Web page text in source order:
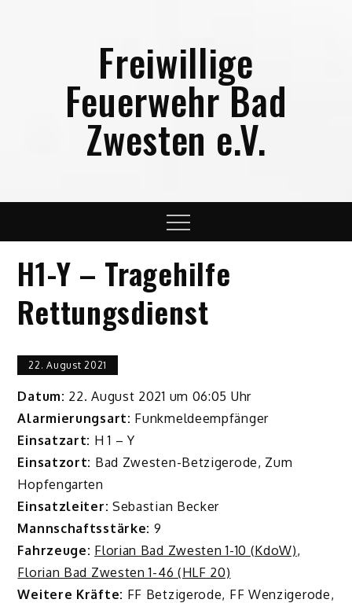
Freiwillige
Feuerwehr Bad
Zwesten e.V.
Menu
H1-Y – Tragehilfe
Rettungsdienst
22. August 2021
Datum: 22. August 2021 um 06:05 Uhr
Alarmierungsart: Funkmeldeempfänger
Einsatzart: H 1 – Y
Einsatzort: Bad Zwesten-Betzigerode, Zum
Hopfengarten
Einsatzleiter: Sebastian Becker
Mannschaftsstärke: 9
Fahrzeuge: Florian Bad Zwesten 1-10 (KdoW),
Florian Bad Zwesten 1-46 (HLF 20)
Weitere Kräfte: FF Betzigerode, FF Wenzigerode,